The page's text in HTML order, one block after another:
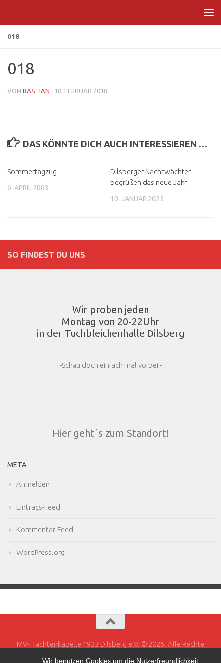
Wir benutzen Cookies um die Nutzerfreundlichkeit
018
018
VON BASTIAN · 10. FEBRUAR 2018
DAS KÖNNTE DICH AUCH INTERESSIEREN …
Sommertagzug
6. APRIL 2003
Dilsberger Nachtwächter
begrüßen das neue Jahr
10. JANUAR 2025
SO FINDEST DU UNS
Wir proben jeden
Montag von 20-22Uhr
in der Tuchbleichenhalle Dilsberg
-Schau doch einfach mal vorbei!-
Hier geht´s zum Standort!
META
Anmelden
Eintrags-Feed
Kommentar-Feed
WordPress.org
MV-Trachtenkapelle 1923 Dilsberg e.V. © 2026. Alle Rechte